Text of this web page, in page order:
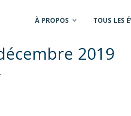
content
À PROPOS TOUS LES
taille
2019